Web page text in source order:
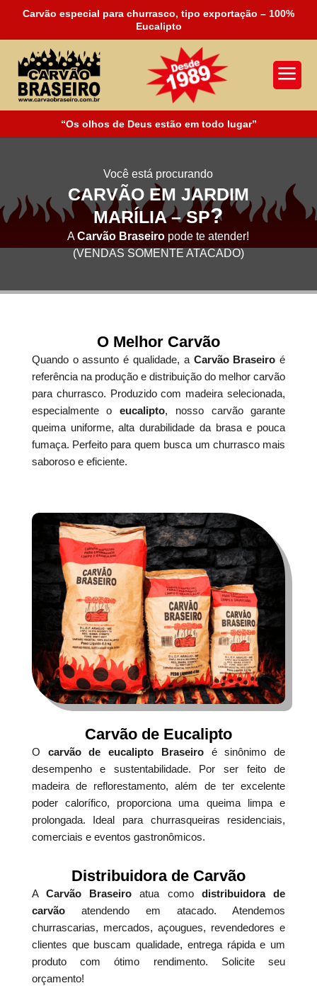
Carvão especial para churrasco, tipo exportação – 100%
Eucalipto
a
“Os olhos de Deus estão em todo lugar”
Você está procurando
CARVÃO EM JARDIM
MARÍLIA – SP?
ACarvão Braseiro pode te atender!
(VENDAS SOMENTE ATACADO)
O Melhor Carvão
Quando o assunto é qualidade, a Carvão Braseiro é
referência na produção e distribuição do melhor carvão
para churrasco. Produzido com madeira selecionada,
especialmente oeucalipto, nosso carvão garante
queima uniforme, alta durabilidade da brasa e pouca
fumaça. Perfeito para quem busca um churrasco mais
saboroso e eficiente.
Carvão de Eucalipto
O carvão de eucalipto Braseiroé sinônimo de
desempenho e sustentabilidade. Por ser feito de
madeira de reflorestamento, além de ter excelente
poder calorífico, proporciona uma queima limpa e
prolongada. Ideal para churrasqueiras residenciais,
comerciais e eventos gastronômicos.
Distribuidora de Carvão
ACarvão Braseiro atua como distribuidora de
carvãoatendendo em atacado. Atendemos
churrascarias, mercados, açougues, revendedores e
clientes que buscam qualidade, entrega rápida e um
produto com ótimo rendimento. Solicite seu
orçamento!